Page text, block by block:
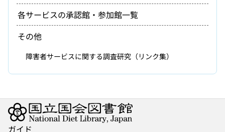
各サービスの承認館・参加館一覧
その他
障害者サービスに関する調査研究（リンク集）
ガイド